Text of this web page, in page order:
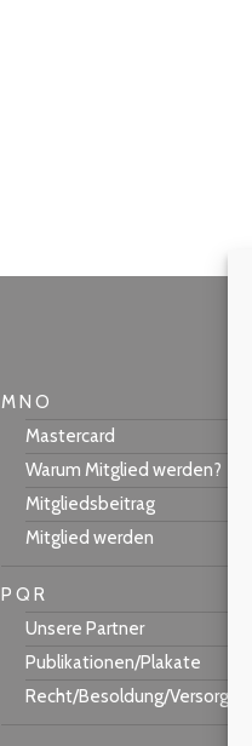
M N O
Mastercard
Warum Mitglied werden?
Mitgliedsbeitrag
Mitglied werden
P Q R
Unsere Partner
Publikationen/Plakate
Recht/Besoldung/Versorgung